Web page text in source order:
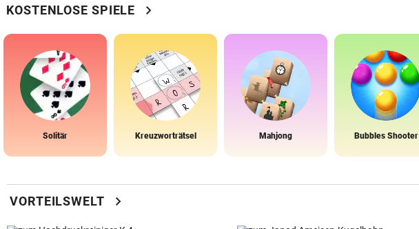
KOSTENLOSE SPIELE chevron_right
Solitär Kreuzworträtsel Mahjong Bubbles Shooter
VORTEILSWELT chevron_right